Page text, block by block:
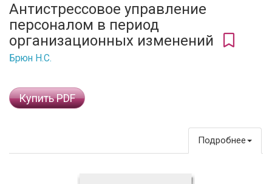
Антистрессовое управление
персоналом в период
организационных изменений
Брюн Н.С.
Купить PDF
Подробнее